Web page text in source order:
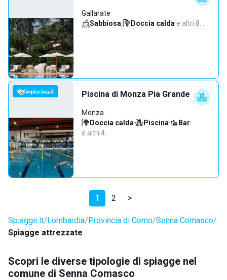
Gallarate
Sabbiosa· Doccia calda·e altri 8…
Piscina di Monza Pia Grande
Monza
Doccia calda· Piscina· Bar·
e altri 4…
1 2 >
Spiagge.it Lombardia Provincia di Como Senna Comasco
Spiagge attrezzate
Scopri le diverse tipologie di spiagge nel
comune di Senna Comasco